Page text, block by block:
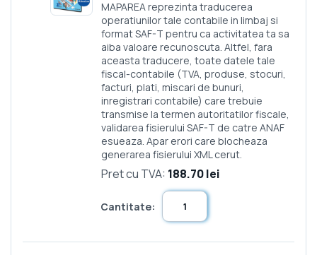
MAPAREA reprezinta traducerea
operatiunilor tale contabile in limbaj si
format SAF-T pentru ca activitatea ta sa
aiba valoare recunoscuta. Altfel, fara
aceasta traducere, toate datele tale
fiscal-contabile (TVA, produse, stocuri,
facturi, plati, miscari de bunuri,
inregistrari contabile) care trebuie
transmise la termen autoritatilor fiscale,
validarea fisierului SAF-T de catre ANAF
esueaza. Apar erori care blocheaza
generarea fisierului XML cerut.
Pret cu TVA: 188.70 lei
Cantitate: